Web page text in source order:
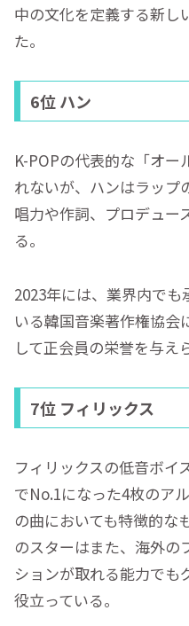
中の文化を定義する新し
た。
6位 ハン
K-POPの代表的な「オー
れないが、ハンはラップ
唱力や作詞、プロデュー
る。
2023年には、業界内で
いる韓国音楽著作権協会
して正会員の栄誉を与え
7位 フィリックス
フィリックスの低音ボイ
でNo.1になった4枚のア
の曲においても特徴的な
のスターはまた、海外の
ションが取れる能力でも
役立っている。